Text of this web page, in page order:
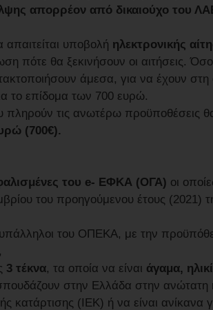
απορρέον από δικαιούχο
υποβολή ηλεκτρονικής
πότε θα ξεκινήσουν οι αιτήσεις.
άμεσα, για να έχουν στη
το επίδομα των 700 ευρώ.
πληρούν τις ανωτέρω προϋποθέσεις
(700€).
του e- ΕΦΚΑ (ΟΓΑ) οι
του προηγούμενου έτους (2021)
του ΟΠΕΚΑ, με την
3 τέκνα, τα οποία να είναι άγαμα,
στην Ελλάδα στην ανώτατη
κατάρτισης (ΙΕΚ) ή να είναι ανίκανα